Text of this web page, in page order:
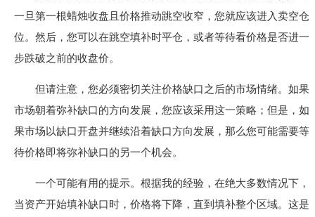
一旦第一根蜡烛收盘且价格推动跳空收窄，您就应该进入卖空仓
位。然后，您可以在跳空填补时平仓，或者等待看价格是否进一
步跌破之前的收盘价。
但请注意，您必须密切关注价格缺口之后的市场情绪。如果
市场朝着弥补缺口的方向发展，您应该采用这一策略；但是，如
果市场以缺口开盘并继续沿着缺口方向发展，那么您可能需要等
待价格即将弥补缺口的另一个机会。
一个可能有用的提示。根据我的经验，在绝大多数情况下，
当资产开始填补缺口时，价格将下降，直到填补整个区域。这是